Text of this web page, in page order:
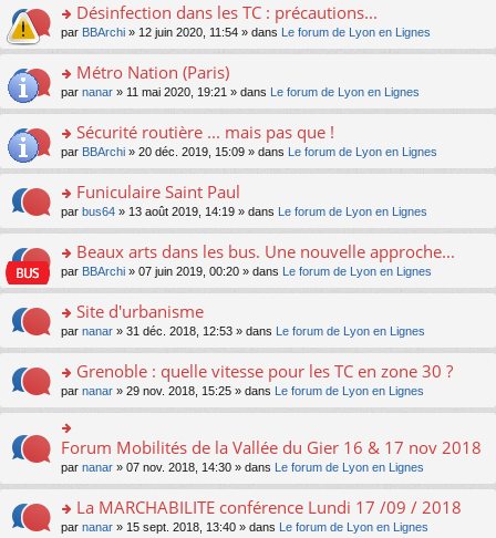
e
nt
u
s
ré
e
nt
lu
le
pl
u
s
e
nt
g
e
n
o
lu
pl
u
s
c
e
nt
e
s
a
g
e
n
n
lu
le
pl
u
c
e
nt
ult
er
le
m
e
a
g
e
n
n
le
pl
u
ré
c
e
nt
o
n
ult
er
le
m
e
a
g
e
n
n
le
pl
u
ré
c
e
nt
Désinfection dans les TC : précautions...
par BBArchi » 12 juin 2020, 11:54 » dans Le forum de Lyon en Lignes
o
n
ult
er
le
m
e
a
g
e
n
n
le
pl
u
s
ré
c
e
nt
Métro Nation (Paris)
par nanar » 11 mai 2020, 19:21 » dans Le forum de Lyon en Lignes
o
n
ult
er
le
m
e
a
g
e
n
n
le
pl
u
s
c
e
Sécurité routière ... mais pas que !
par BBArchi » 20 déc. 2019, 15:09 » dans Le forum de Lyon en Lignes
o
n
ult
er
le
m
e
a
g
e
n
o
lu
pl
u
Funiculaire Saint Paul
par bus64 » 13 août 2019, 14:19 » dans Le forum de Lyon en Lignes
o
n
ult
er
le
m
e
s
g
e
n
o
Beaux arts dans les bus. Une nouvelle approche...
par BBArchi » 07 juin 2019, 00:20 » dans Le forum de Lyon en Lignes
o
n
ult
er
le
m
e
s
g
e
Site d'urbanisme
par nanar » 31 déc. 2018, 12:53 » dans Le forum de Lyon en Lignes
o
n
s
ult
er
le
m
e
s
Grenoble : quelle vitesse pour les TC en zone 30 ?
par nanar » 29 nov. 2018, 15:25 » dans Le forum de Lyon en Lignes
o
n
er
le
Forum Mobilités de la Vallée du Gier 16 & 17 nov 2018
par nanar » 07 nov. 2018, 14:30 » dans Le forum de Lyon en Lignes
o
La MARCHABILITE conférence Lundi 17 /09 / 2018
par nanar » 15 sept. 2018, 13:40 » dans Le forum de Lyon en Lignes